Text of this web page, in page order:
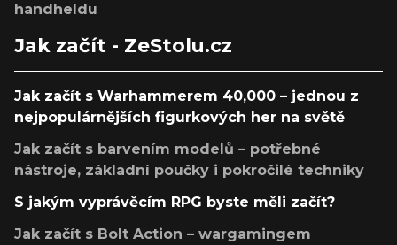
handheldu
Jak začít - ZeStolu.cz
Jak začít s Warhammerem 40,000 – jednou z
nejpopulárnějších figurkových her na světě
Jak začít s barvením modelů – potřebné
nástroje, základní poučky i pokročilé techniky
S jakým vyprávěcím RPG byste měli začít?
Jak začít s Bolt Action – wargamingem